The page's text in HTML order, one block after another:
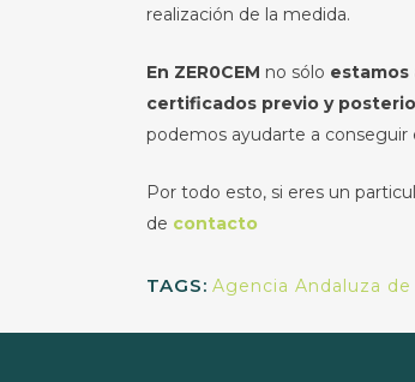
realización de la medida.
En ZER0CEM no sólo estamos
certificados previo y
podemos ayudarte a conseguir
Por todo esto, si eres un
de contacto
TAGS: Agencia Andaluza